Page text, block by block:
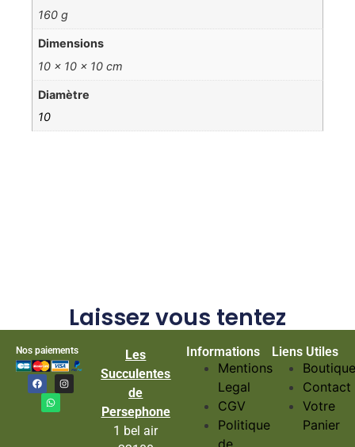
160 g
Dimensions
10 × 10 × 10 cm
Diamètre
10
Laissez vous tentez
Nos paiements
Les
Succulentes
de
Persephone
1 bel air
Informations
Mentions
Legal
CGV
Politique
de
Liens Utiles
Contact
Votre
Panier